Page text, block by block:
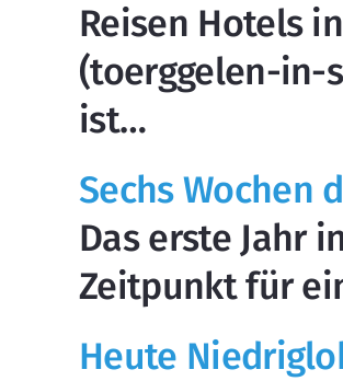
Reisen Hotels
(toerggelen-in-
ist…
Sechs Wochen
Das erste Jahr
Zeitpunkt für
Heute